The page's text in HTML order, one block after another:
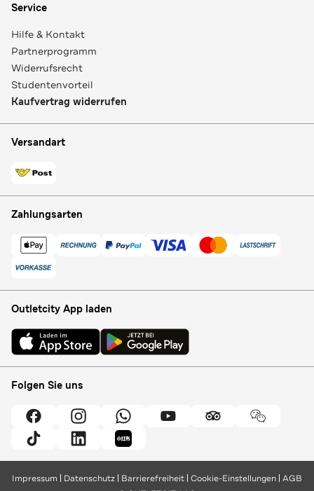
Service
Hilfe & Kontakt
Partnerprogramm
Widerrufsrecht
Studentenvorteil
Kaufvertrag widerrufen
Versandart
Zahlungsarten
Outletcity App laden
Folgen Sie uns
Impressum Datenschutz Barrierefreiheit Cookie-Einstellungen AGB